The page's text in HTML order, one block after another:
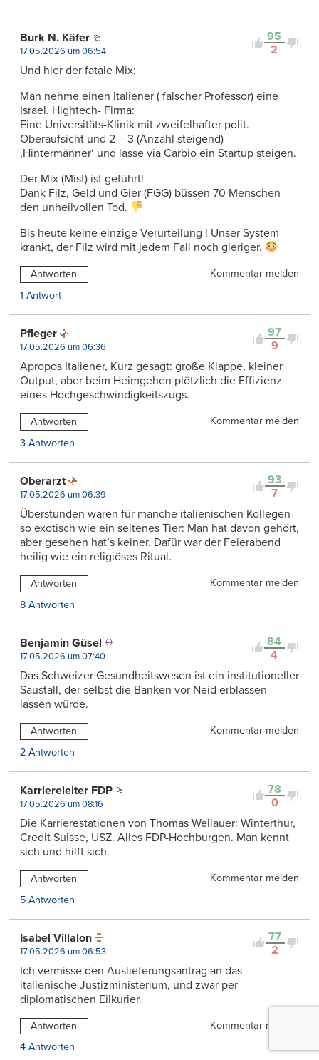
95
2
Burk N. Käfer
17.05.2026 um 06:54
Und hier der fatale Mix:
Man nehme einen Italiener ( falscher Professor) eine
Israel. Hightech- Firma:
Eine Universitäts-Klinik mit zweifelhafter polit.
Oberaufsicht und 2 – 3 (Anzahl steigend)
,Hintermänner‘ und lasse via Carbio ein Startup steigen.
Der Mix (Mist) ist geführt!
Dank Filz, Geld und Gier (FGG) büssen 70 Menschen
den unheilvollen Tod.
Bis heute keine einzige Verurteilung ! Unser System
krankt, der Filz wird mit jedem Fall noch gieriger.
Antworten
Kommentar melden
1 Antwort
97
9
Pfleger
17.05.2026 um 06:36
Apropos Italiener, Kurz gesagt: große Klappe, kleiner
Output, aber beim Heimgehen plötzlich die Effizienz
eines Hochgeschwindigkeitszugs.
Antworten
Kommentar melden
3 Antworten
93
7
Oberarzt
17.05.2026 um 06:39
Überstunden waren für manche italienischen Kollegen
so exotisch wie ein seltenes Tier: Man hat davon gehört,
aber gesehen hat’s keiner. Dafür war der Feierabend
heilig wie ein religiöses Ritual.
Antworten
Kommentar melden
8 Antworten
84
4
Benjamin Güsel
17.05.2026 um 07:40
Das Schweizer Gesundheitswesen ist ein institutioneller
Saustall, der selbst die Banken vor Neid erblassen
lassen würde.
Antworten
Kommentar melden
2 Antworten
78
0
Karriereleiter FDP
17.05.2026 um 08:16
Die Karrierestationen von Thomas Wellauer: Winterthur,
Credit Suisse, USZ. Alles FDP-Hochburgen. Man kennt
sich und hilft sich.
Antworten
Kommentar melden
5 Antworten
77
2
Isabel Villalon
17.05.2026 um 06:53
Ich vermisse den Auslieferungsantrag an das
italienische Justizministerium, und zwar per
diplomatischen Eilkurier.
Antworten
Kommentar melden
4 Antworten